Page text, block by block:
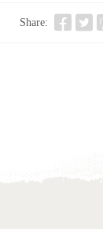
Share: